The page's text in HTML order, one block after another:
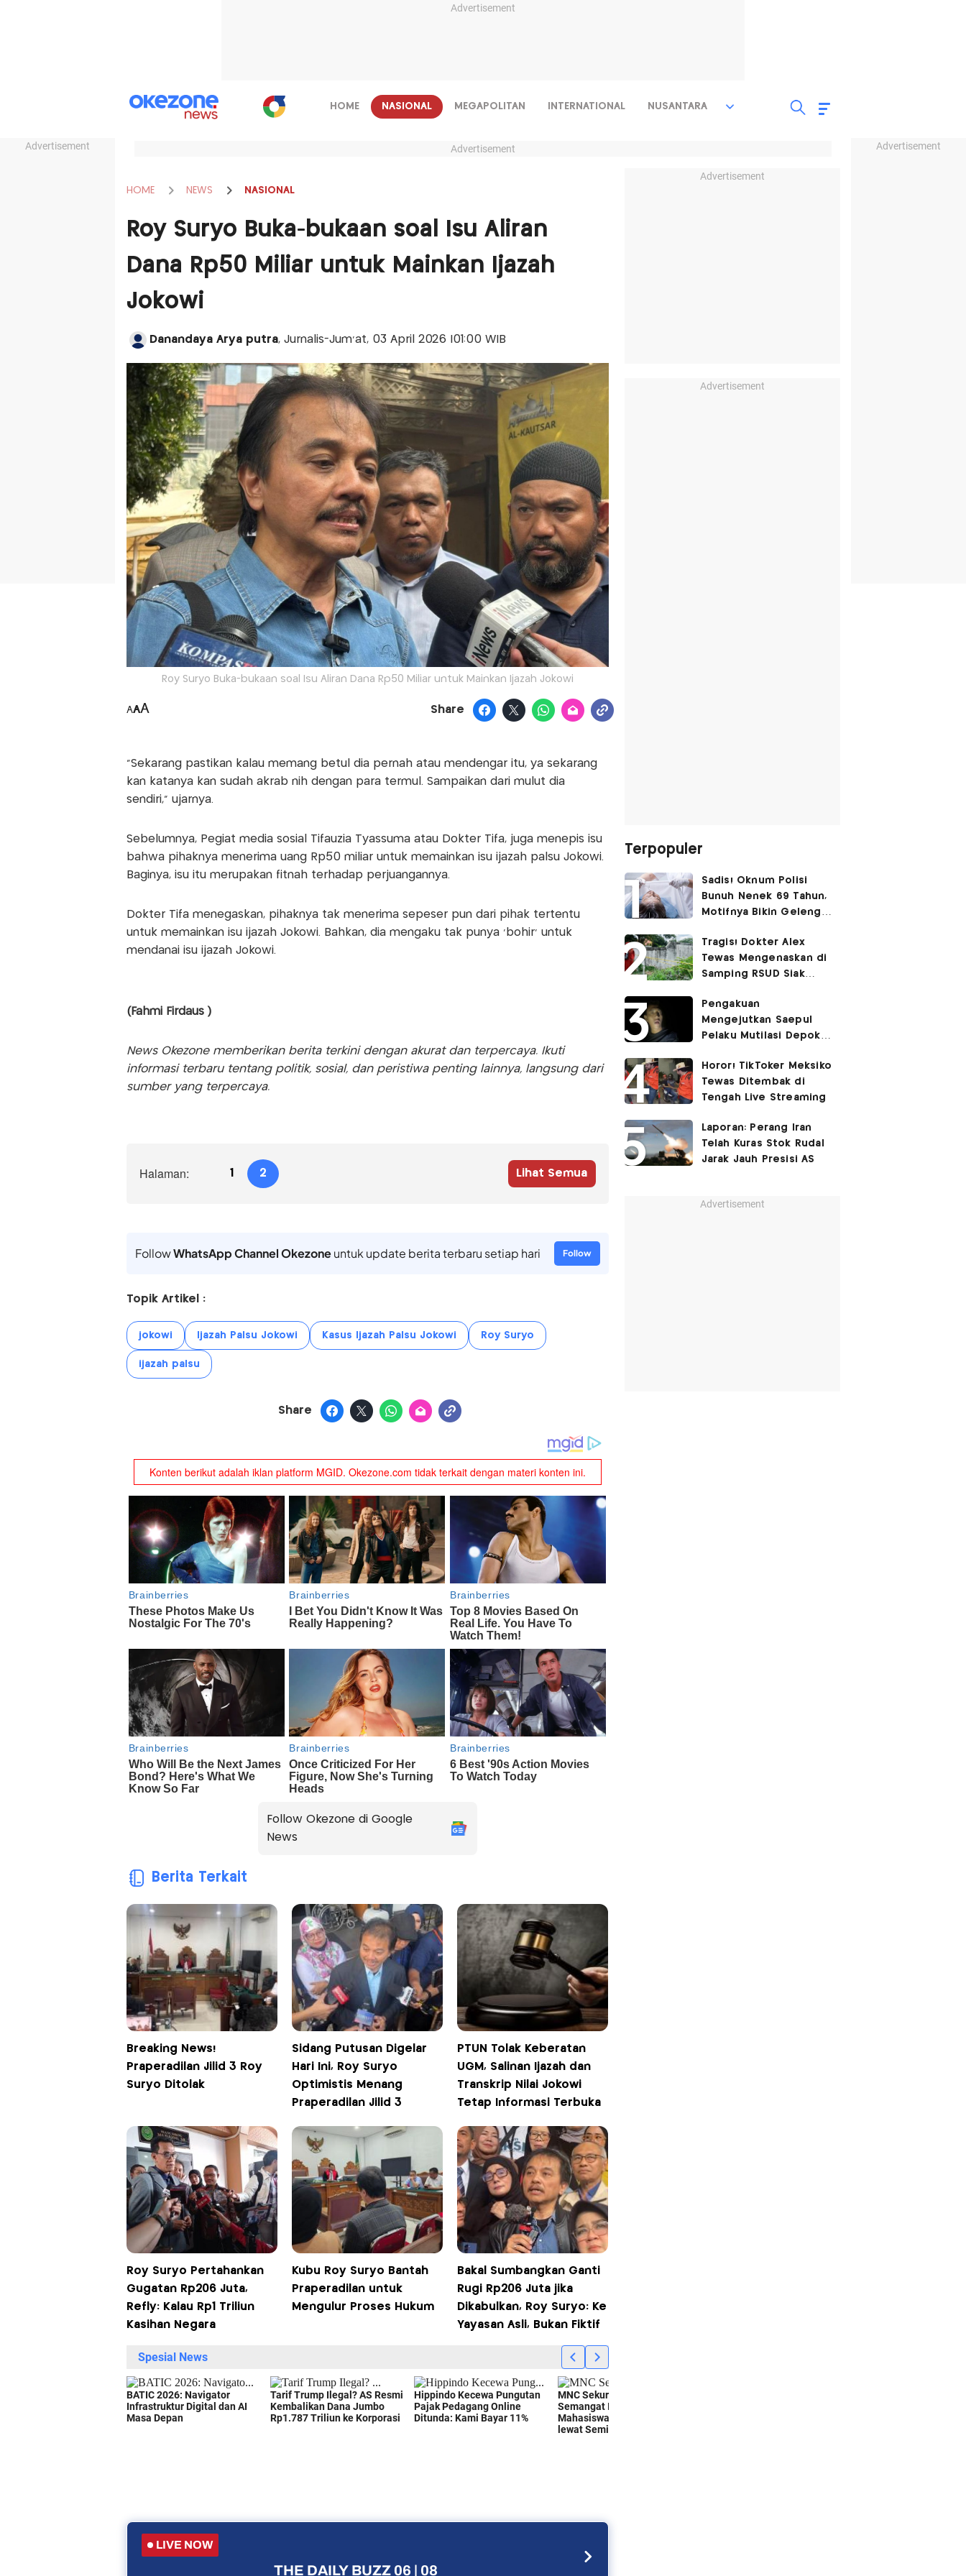
Advertisement
Advertisement Advertisement
HOME NASIONAL MEGAPOLITAN INTERNATIONAL NUSANTARA
Advertisement
HOME NEWS NASIONAL
Roy Suryo Buka-bukaan soal Isu Aliran
Dana Rp50 Miliar untuk Mainkan Ijazah
Jokowi
Danandaya Arya putra, Jurnalis-Jum'at, 03 April 2026 |01:00 WIB
Roy Suryo Buka-bukaan soal Isu Aliran Dana Rp50 Miliar untuk Mainkan Ijazah Jokowi
AAA Share
"Sekarang pastikan kalau memang betul dia pernah atau mendengar itu, ya sekarang
kan katanya kan sudah akrab nih dengan para termul. Sampaikan dari mulut dia
sendiri," ujarnya.
Sebelumnya, Pegiat media sosial Tifauzia Tyassuma atau Dokter Tifa, juga menepis isu
bahwa pihaknya menerima uang Rp50 miliar untuk memainkan isu ijazah palsu Jokowi.
Baginya, isu itu merupakan fitnah terhadap perjuangannya.
Dokter Tifa menegaskan, pihaknya tak menerima sepeser pun dari pihak tertentu
untuk memainkan isu ijazah Jokowi. Bahkan, dia mengaku tak punya 'bohir' untuk
mendanai isu ijazah Jokowi.
(Fahmi Firdaus )
News Okezone memberikan berita terkini dengan akurat dan terpercaya. Ikuti
informasi terbaru tentang politik, sosial, dan peristiwa penting lainnya, langsung dari
sumber yang terpercaya.
Halaman: 1 2 Lihat Semua
FollowWhatsApp Channel Okezoneuntuk update berita terbaru setiap hari Follow
Topik Artikel :
jokowi Ijazah Palsu Jokowi Kasus Ijazah Palsu Jokowi Roy Suryo
ijazah palsu
Share
Follow Okezone di Google
News
Berita Terkait
Breaking News!
Praperadilan Jilid 3 Roy
Suryo Ditolak
Sidang Putusan Digelar
Hari Ini, Roy Suryo
Optimistis Menang
Praperadilan Jilid 3
PTUN Tolak Keberatan
UGM, Salinan Ijazah dan
Transkrip Nilai Jokowi
Tetap Informasi Terbuka
Roy Suryo Pertahankan
Gugatan Rp206 Juta,
Refly: Kalau Rp1 Triliun
Kasihan Negara
Kubu Roy Suryo Bantah
Praperadilan untuk
Mengulur Proses Hukum
Bakal Sumbangkan Ganti
Rugi Rp206 Juta jika
Dikabulkan, Roy Suryo: Ke
Yayasan Asli, Bukan Fiktif
LIVE NOW
THE DAILY BUZZ 06 | 08
Advertisement
Advertisement
Terpopuler
Sadis! Oknum Polisi
Bunuh Nenek 69 Tahun,
Motifnya Bikin Geleng
Tragis! Dokter Alex
Tewas Mengenaskan di
Samping RSUD Siak
Rocuronium
Pengakuan
Mengejutkan Saepul
Pelaku Mutilasi Depok:
Korban di Kontrakan
Horor! TikToker Meksiko
Tewas Ditembak di
Tengah Live Streaming
Laporan: Perang Iran
Telah Kuras Stok Rudal
Jarak Jauh Presisi AS
Advertisement